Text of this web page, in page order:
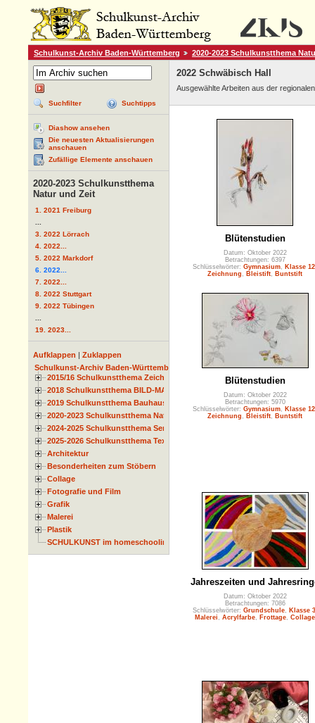
Schulkunst-Archiv Baden-Württemberg 2020-2023 Schulkunstthema
Suchfilter Suchtipps
Diashow ansehen
Die neuesten Aktualisierungen
anschauen
Zufällige Elemente anschauen
2020-2023 Schulkunstthema
Natur und Zeit
1. 2021 Freiburg
3. 2022 Lörrach
4. 2022...
5. 2022 Markdorf
6. 2022...
7. 2022...
8. 2022 Stuttgart
9. 2022 Tübingen
19. 2023...
Aufklappen | Zuklappen
Schulkunst-Archiv Baden-Württemberg
2015/16 Schulkunstthema Zeichnen
2018 Schulkunstthema BILD-MATERIAL-OBJEKT
2019 Schulkunstthema Bauhaus
2020-2023 Schulkunstthema Natur und Zeit
2024-2025 Schulkunstthema Serie
2025-2026 Schulkunstthema Textil
Architektur
Besonderheiten zum Stöbern
Collage
Fotografie und Film
Grafik
Malerei
Plastik
SCHULKUNST im homeschooling
2022 Schwäbisch Hall
Ausgewählte Arbeiten aus der
Blütenstudien
Datum: Oktober 2022
Betrachtungen: 6397
Schlüsselwörter: Gymnasium
Klasse 12
Zeichnung
Bleistift Buntstift
Blütenstudien
Datum: Oktober 2022
Betrachtungen: 5970
Schlüsselwörter: Gymnasium
Klasse 12
Zeichnung
Bleistift Buntstift
Jahreszeiten und
Datum: Oktober 2022
Betrachtungen: 7086
Schlüsselwörter: Grundschule,
Klasse 3
Malerei
Acrylfarbe Frottage Collage